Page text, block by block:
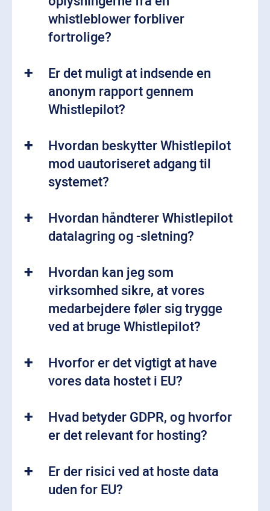
whistleblower forbliver
fortrolige?
Er det muligt at indsende en
anonym rapport gennem
Whistlepilot?
Hvordan beskytter Whistlepilot
mod uautoriseret adgang til
systemet?
Hvordan håndterer Whistlepilot
datalagring og -sletning?
Hvordan kan jeg som
virksomhed sikre, at vores
medarbejdere føler sig trygge
ved at bruge Whistlepilot?
Hvorfor er det vigtigt at have
vores data hostet i EU?
Hvad betyder GDPR, og hvorfor
er det relevant for hosting?
Er der risici ved at hoste data
uden for EU?